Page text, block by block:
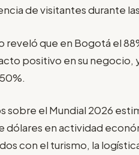
de visitantes durante
reveló que en Bogotá el
positivo en su
sobre el Mundial 2026
dólares en actividad
con el turismo, la